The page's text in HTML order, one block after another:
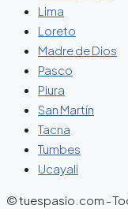
Lima
Loreto
Madre de Dios
Pasco
Piura
San Martín
Tacna
Tumbes
Ucayali
© tuespasio.com -